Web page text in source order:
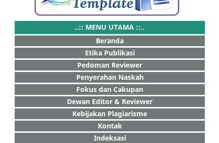
..:: MENU UTAMA ::..
Beranda
Etika Publikasi
Pedoman Reviewer
Penyerahan Naskah
Fokus dan Cakupan
Dewan Editor & Reviewer
Kebijakan Plagiarisme
Kontak
Indeksasi